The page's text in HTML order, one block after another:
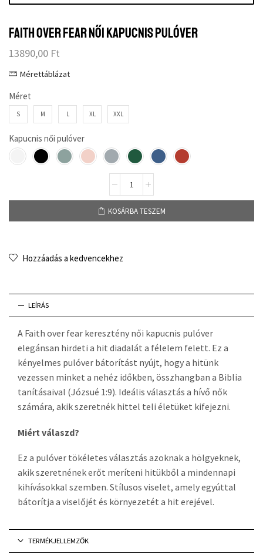
Faith over fear női kapucnis pulóver
13890,00 Ft
Mérettáblázat
Méret
S M L XL XXL
Kapucnis női pulóver
KOSÁRBA TESZEM
Hozzáadás a kedvencekhez
LEÍRÁS
A Faith over fear keresztény női kapucnis pulóver
elegánsan hirdeti a hit diadalát a félelem felett. Ez a
kényelmes pulóver bátorítást nyújt, hogy a hitünk
vezessen minket a nehéz időkben, összhangban a Biblia
tanításaival (Józsué 1:9). Ideális választás a hívő nők
számára, akik szeretnék hittel teli életüket kifejezni.
Miért válaszd?
Ez a pulóver tökéletes választás azoknak a hölgyeknek,
akik szeretnének erőt meríteni hitükből a mindennapi
kihívásokkal szemben. Stílusos viselet, amely egyúttal
bátorítja a viselőjét és környezetét a hit erejével.
TERMÉKJELLEMZŐK